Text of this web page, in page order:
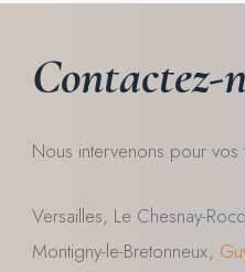
Contactez-
Nous intervenons pour vos
Versailles, Le Chesnay-
Montigny-le-Bretonneux,